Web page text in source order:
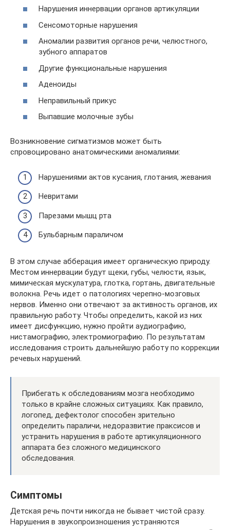
Нарушения иннервации органов артикуляции
Сенсомоторные нарушения
Аномалии развития органов речи, челюстного,
зубного аппаратов
Другие функциональные нарушения
Аденоиды
Неправильный прикус
Выпавшие молочные зубы
Возникновение сигматизмов может быть
спровоцировано анатомическими аномалиями:
Нарушениями актов кусания, глотания, жевания
Невритами
Парезами мышц рта
Бульбарным параличом
В этом случае абберация имеет органическую природу.
Местом иннервации будут щеки, губы, челюсти, язык,
мимическая мускулатура, глотка, гортань, двигательные
волокна. Речь идет о патологиях черепно-мозговых
нервов. Именно они отвечают за активность органов, их
правильную работу. Чтобы определить, какой из них
имеет дисфункцию, нужно пройти аудиографию,
нистамографию, электромиографию. По результатам
исследования строить дальнейшую работу по коррекции
речевых нарушений.
Прибегать к обследованиям мозга необходимо
только в крайне сложных ситуациях. Как правило,
логопед, дефектолог способен зрительно
определить параличи, недоразвитие праксисов и
устранить нарушения в работе артикуляционного
аппарата без сложного медицинского
обследования.
Симптомы
Детская речь почти никогда не бывает чистой сразу.
Нарушения в звукопроизношения устраняются